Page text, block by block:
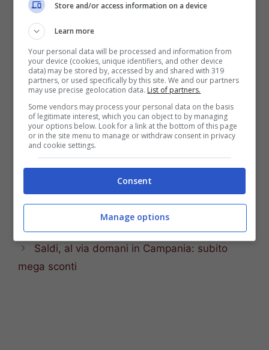
Tag
napolitano
“Botti” illegali, sequestrati 10mila chili a
dicembre
Saldi, al via domani in Campania: subito
mega sconti
Store and/or access information on a device
Learn more
Your personal data will be processed and information from
your device (cookies, unique identifiers, and other device
data) may be stored by, accessed by and shared with 319
partners, or used specifically by this site. We and our partners
may use precise geolocation data. List of partners.
Some vendors may process your personal data on the basis
of legitimate interest, which you can object to by managing
your options below. Look for a link at the bottom of this page
or in the site menu to manage or withdraw consent in privacy
and cookie settings.
Consent
Manage options